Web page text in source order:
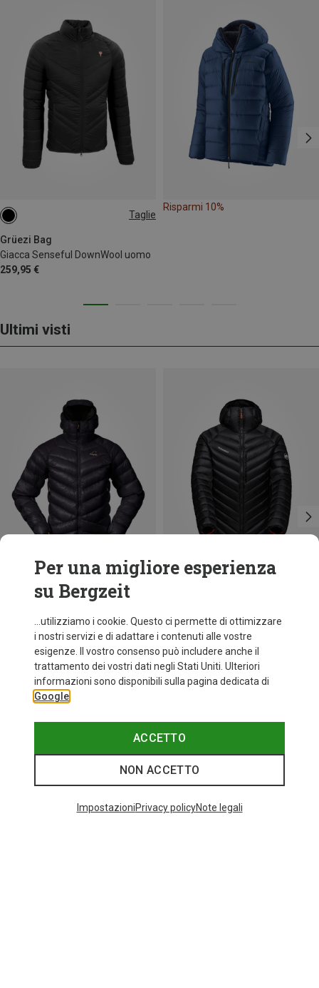
Taglie
Grüezi Bag
Giacca Senseful DownWool uomo
259,95 €
S
Risparmi 10%
Ultimi visti
Taglie
Giacca Y LightLine Weightless Down Hoodie uomo
290,95 €
M L XL
Mammut
359,95 €
Per una migliore esperienza
su Bergzeit
...utilizziamo i cookie. Questo ci permette di ottimizzare
i nostri servizi e di adattare i contenuti alle vostre
esigenze. Il vostro consenso può includere anche il
trattamento dei vostri dati negli Stati Uniti. Ulteriori
informazioni sono disponibili sulla pagina dedicata di
Google
ACCETTO
NON ACCETTO
ImpostazioniPrivacy policyNote legali